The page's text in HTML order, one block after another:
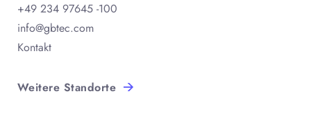
+49 234 97645 -100
info@gbtec.com
Kontakt
Weitere Standorte